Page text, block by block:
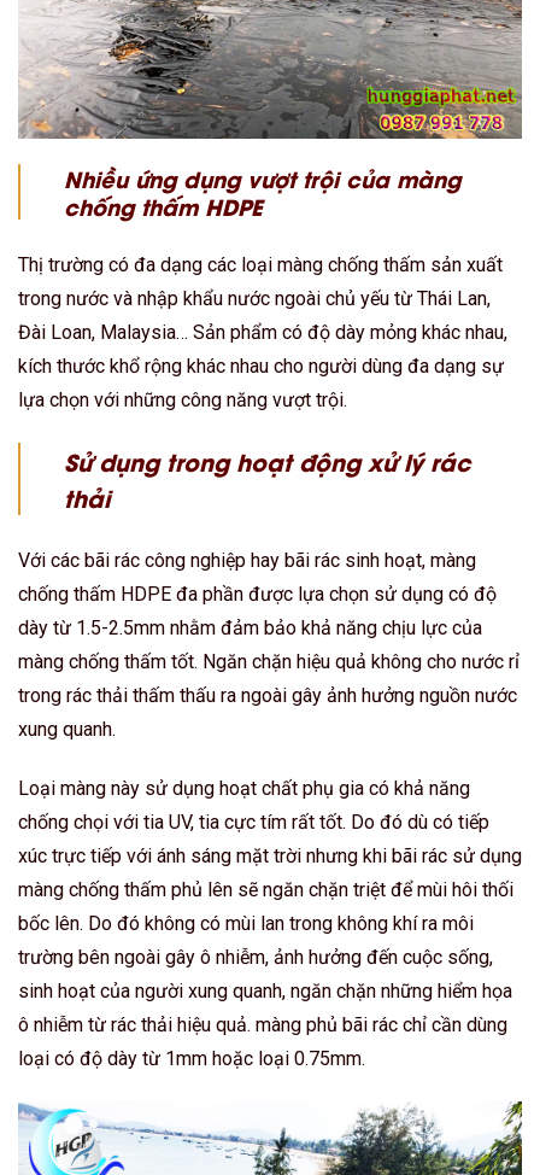
Nhiều ứng dụng vượt trội của màng
chống thấm HDPE
Thị trường có đa dạng các loại màng chống thấm sản xuất
trong nước và nhập khẩu nước ngoài chủ yếu từ Thái Lan,
Đài Loan, Malaysia… Sản phẩm có độ dày mỏng khác nhau,
kích thước khổ rộng khác nhau cho người dùng đa dạng sự
lựa chọn với những công năng vượt trội.
Sử dụng trong hoạt động xử lý rác
thải
Với các bãi rác công nghiệp hay bãi rác sinh hoạt, màng
chống thấm HDPE đa phần được lựa chọn sử dụng có độ
dày từ 1.5-2.5mm nhằm đảm bảo khả năng chịu lực của
màng chống thấm tốt. Ngăn chặn hiệu quả không cho nước rỉ
trong rác thải thấm thấu ra ngoài gây ảnh hưởng nguồn nước
xung quanh.
Loại màng này sử dụng hoạt chất phụ gia có khả năng
chống chọi với tia UV, tia cực tím rất tốt. Do đó dù có tiếp
xúc trực tiếp với ánh sáng mặt trời nhưng khi bãi rác sử dụng
màng chống thấm phủ lên sẽ ngăn chặn triệt để mùi hôi thối
bốc lên. Do đó không có mùi lan trong không khí ra môi
trường bên ngoài gây ô nhiễm, ảnh hưởng đến cuộc sống,
sinh hoạt của người xung quanh, ngăn chặn những hiểm họa
ô nhiễm từ rác thải hiệu quả. màng phủ bãi rác chỉ cần dùng
loại có độ dày từ 1mm hoặc loại 0.75mm.